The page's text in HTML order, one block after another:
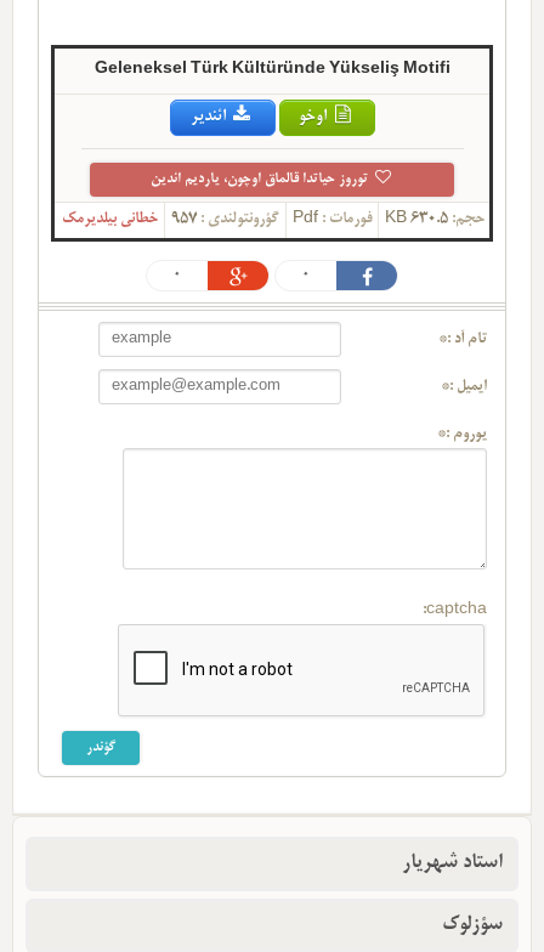
Geleneksel Türk Kültüründe Yükseliş Motifi
اوخو ائندیر
توروز حیاتدا قالماق اوچون، یاردیم ائدین
حجم:630.5 KB فورمات :Pdf گؤرونتولندی : 957 خطانی بیلدیرمک
0
0
تام آد :*
ایمیل :*
یوروم :*
captcha:
استاد شهریار
سؤزلوک